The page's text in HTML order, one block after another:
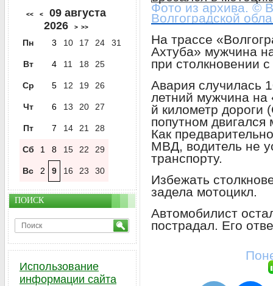
Фото из архива. ©
Волгоградской
На трассе
Ахтуба» мужчина
при столкновении
Авария случилась
летний мужчина на
й километр дороги
попутном
Как
МВД, водитель не
транспорту.
Избежать
задела мотоцикл.
Автомобилист
пострадал. Его
<< <
09 августа
2026
> >>
Пн 3 10 17 24 31
Вт 4 11 18 25
Ср 5 12 19 26
Чт 6 13 20 27
Пт 7 14 21 28
Сб 1 8 15 22 29
Вс 2 9 16 23 30
ПОИСК
Использование
информации сайта